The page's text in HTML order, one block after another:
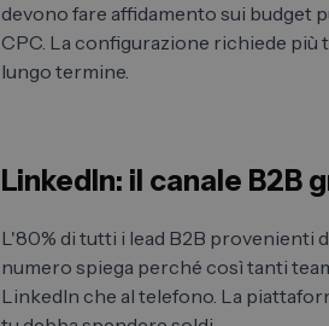
devono fare affidamento sui budget
CPC. La configurazione richiede più
lungo termine.
LinkedIn: il canale
L'80% di tutti i lead B2B provenienti
numero spiega perché così tanti
LinkedIn che al telefono. La